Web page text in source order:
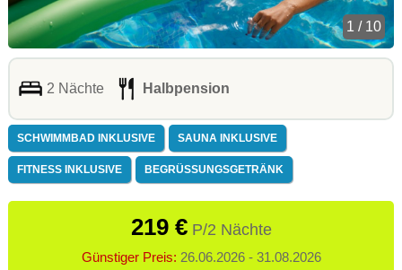
1 / 10
2 Nächte Halbpension
SCHWIMMBAD INKLUSIVE SAUNA INKLUSIVE
FITNESS INKLUSIVE BEGRÜSSUNGSGETRÄNK
219 €P/2 Nächte
Günstiger Preis: 26.06.2026 - 31.08.2026